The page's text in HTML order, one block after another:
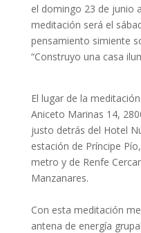
el domingo 23 de junio
meditación será el
pensamiento simiente
“Construyo una casa
El lugar de la
Aniceto Marinas 14,
justo detrás del Hotel
estación de Príncipe
metro y de Renfe
Manzanares.
Con esta meditación
antena de energía